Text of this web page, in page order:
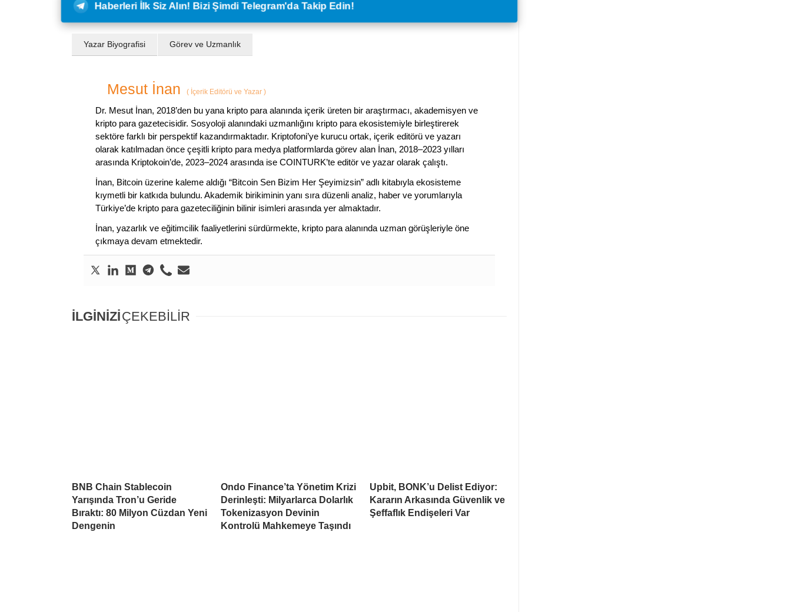
Haberleri İlk Siz Alın! Bizi Şimdi Telegram'da Takip Edin!
Yazar Biyografisi Görev ve Uzmanlık
Mesut İnan ( İçerik Editörü ve Yazar )
Dr. Mesut İnan, 2018’den bu yana kripto para alanında içerik üreten bir araştırmacı, akademisyen ve
kripto para gazetecisidir. Sosyoloji alanındaki uzmanlığını kripto para ekosistemiyle birleştirerek
sektöre farklı bir perspektif kazandırmaktadır. Kriptofoni’ye kurucu ortak, içerik editörü ve yazarı
olarak katılmadan önce çeşitli kripto para medya platformlarda görev alan İnan, 2018–2023 yılları
arasında Kriptokoin’de, 2023–2024 arasında ise COINTURK’te editör ve yazar olarak çalıştı.
İnan, Bitcoin üzerine kaleme aldığı “Bitcoin Sen Bizim Her Şeyimizsin” adlı kitabıyla ekosisteme
kıymetli bir katkıda bulundu. Akademik birikiminin yanı sıra düzenli analiz, haber ve yorumlarıyla
Türkiye’de kripto para gazeteciliğinin bilinir isimleri arasında yer almaktadır.
İnan, yazarlık ve eğitimcilik faaliyetlerini sürdürmekte, kripto para alanında uzman görüşleriyle öne
çıkmaya devam etmektedir.
İLGİNİZİÇEKEBİLİR
BNB Chain Stablecoin
Yarışında Tron’u Geride
Bıraktı: 80 Milyon Cüzdan Yeni
Dengenin
Ondo Finance’ta Yönetim Krizi
Derinleşti: Milyarlarca Dolarlık
Tokenizasyon Devinin
Kontrolü Mahkemeye Taşındı
Upbit, BONK’u Delist Ediyor:
Kararın Arkasında Güvenlik ve
Şeffaflık Endişeleri Var